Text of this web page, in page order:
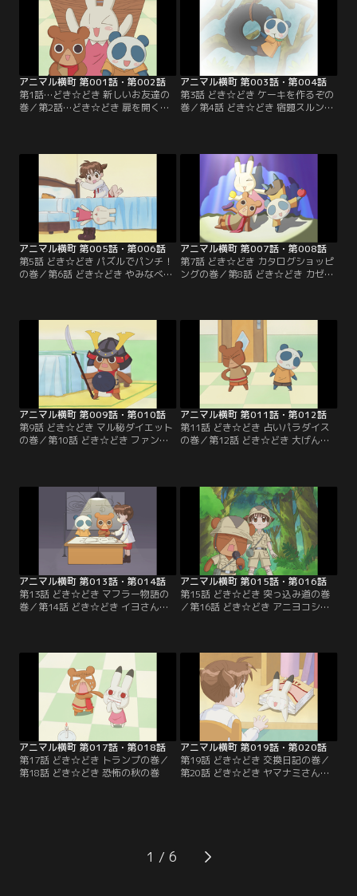
アニマル横町 第001話・第002話
第1話…どき☆どき 新しいお友達の
巻／第2話…どき☆どき 扉を開くの
アニマル横町 第003話・第004話
第3話 どき☆どき ケーキを作るぞの
巻／第4話 どき☆どき 宿題スルンジ
アニマル横町 第005話・第006話
第5話 どき☆どき パズルでパンチ！
の巻／第6話 どき☆どき やみなべパ
アニマル横町 第007話・第008話
第7話 どき☆どき カタログショッピ
ングの巻／第8話 どき☆どき カゼっ
アニマル横町 第009話・第010話
第9話 どき☆どき マル秘ダイエット
の巻／第10話 どき☆どき ファンレ
アニマル横町 第011話・第012話
第11話 どき☆どき 占いパラダイス
の巻／第12話 どき☆どき 大げんか
アニマル横町 第013話・第014話
第13話 どき☆どき マフラー物語の
巻／第14話 どき☆どき イヨさん事
アニマル横町 第015話・第016話
第15話 どき☆どき 突っ込み道の巻
／第16話 どき☆どき アニヨコシリ
アニマル横町 第017話・第018話
第17話 どき☆どき トランプの巻／
第18話 どき☆どき 恐怖の秋の巻
アニマル横町 第019話・第020話
第19話 どき☆どき 交換日記の巻／
第20話 どき☆どき ヤマナミさん殺
1